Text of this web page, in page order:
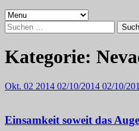
Suchen
nach:
Kategorie:
Okt. 02 2014 02/10/2014 02/10/
Einsamkeit soweit das